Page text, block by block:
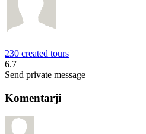
230 created tours
6.7
Send private message
Komentarji